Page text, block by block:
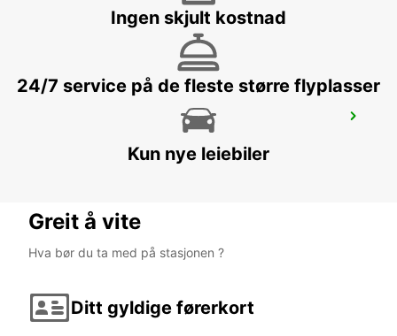
TORREMOLINOS - SPAIN
MALAGA MAIN STATION
Ingen skjult kostnad
24/7 service på de fleste større flyplasser
Kun nye leiebiler
Greit å vite
Hva bør du ta med på stasjonen ?
Ditt gyldige førerkort